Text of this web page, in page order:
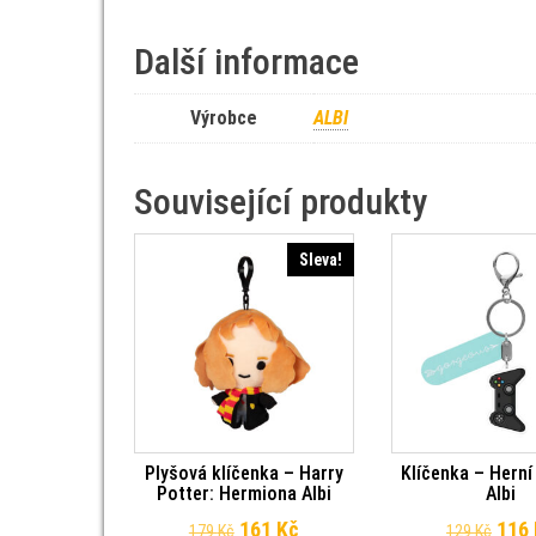
Další informace
Výrobce ALBI
Související produkty
Sleva!
Plyšová klíčenka – Harry
Potter: Hermiona Albi
179Kč Původní cena byla: 179 Kč.
161 KčAktuální cena je: 161 Kč.
Klíčenka –
Albi
129Kč 116